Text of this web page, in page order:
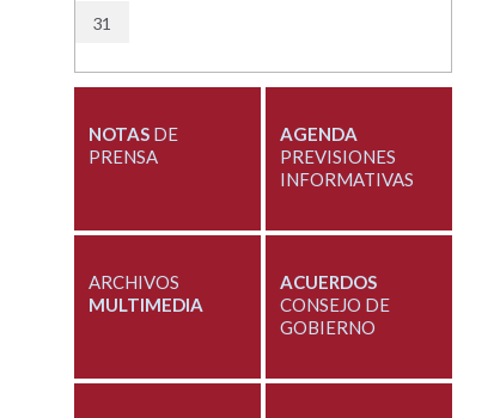
31
NOTASDE
PRENSA
AGENDA
PREVISIONES
INFORMATIVAS
ARCHIVOS
MULTIMEDIA
ACUERDOS
CONSEJO DE
GOBIERNO